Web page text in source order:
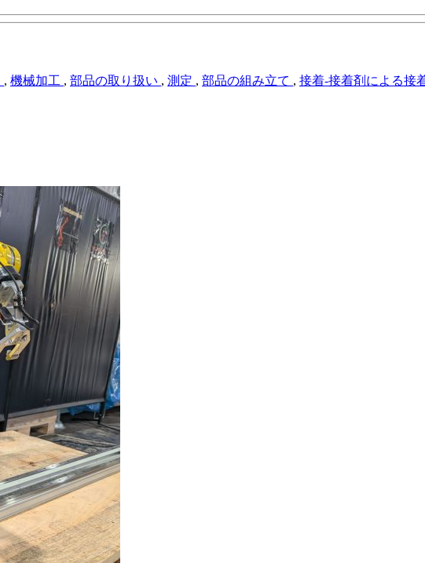
, 機械加工 , 部品の取り扱い , 測定 , 部品の組み立て , 接着-接着剤による接